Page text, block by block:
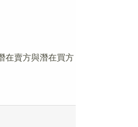
在賣方與潛在買方